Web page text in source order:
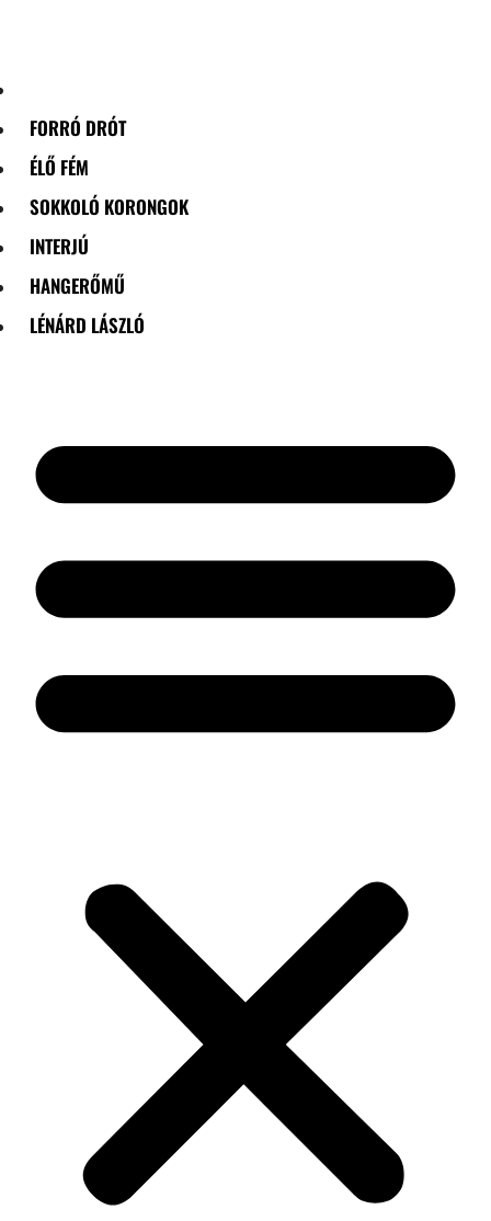
FORRÓ DRÓT
ÉLŐ FÉM
SOKKOLÓ KORONGOK
INTERJÚ
HANGERŐMŰ
LÉNÁRD LÁSZLÓ